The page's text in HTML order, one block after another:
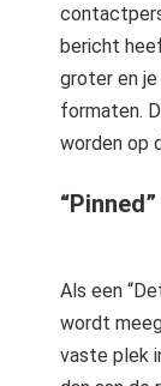
bericht
groter en
formaten.
worden op
“Pinned”
Als een
wordt
vaste plek